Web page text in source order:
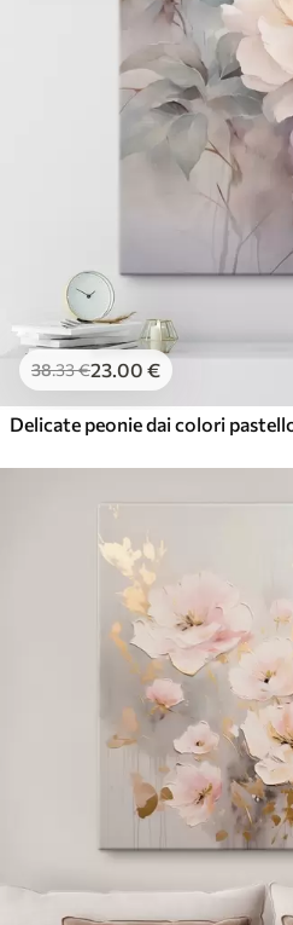
38.33€23.00 €
Delicate peonie dai colori